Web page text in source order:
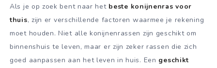
Als je op zoek bent naar het beste konijnenras voor
thuis, zijn er verschillende factoren waarmee je rekening
moet houden. Niet alle konijnenrassen zijn geschikt om
binnenshuis te leven, maar er zijn zeker rassen die zich
goed aanpassen aan het leven in huis. Een geschikt